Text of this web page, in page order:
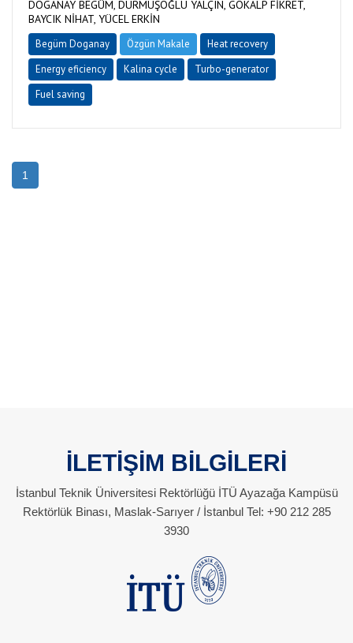
DOGANAY BEGÜM, DURMUŞOĞLU YALÇIN, GÖKALP FİKRET,
BAYCIK NİHAT, YÜCEL ERKİN
Begüm Doganay Özgün Makale
Heat recovery
Energy eficiency
Kalina cycle
Turbo-generator
Fuel saving
1
İLETİŞİM BİLGİLERİ
İstanbul Teknik Üniversitesi Rektörlüğü İTÜ Ayazağa Kampüsü
Rektörlük Binası, Maslak-Sarıyer / İstanbul Tel: +90 212 285
3930